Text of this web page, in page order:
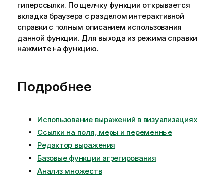
гиперссылки. По щелчку функции открывается
вкладка браузера с разделом интерактивной
справки с полным описанием использования
данной функции. Для выхода из режима справки
нажмите на функцию.
Подробнее
Использование выражений в визуализациях
Ссылки на поля, меры и переменные
Редактор выражения
Базовые функции агрегирования
Анализ множеств